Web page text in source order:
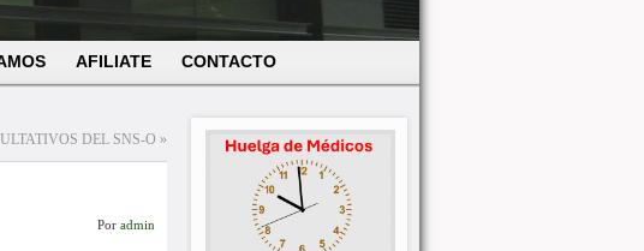
AFILIATE CONTACTO
DEL SNS-O »
Por admin